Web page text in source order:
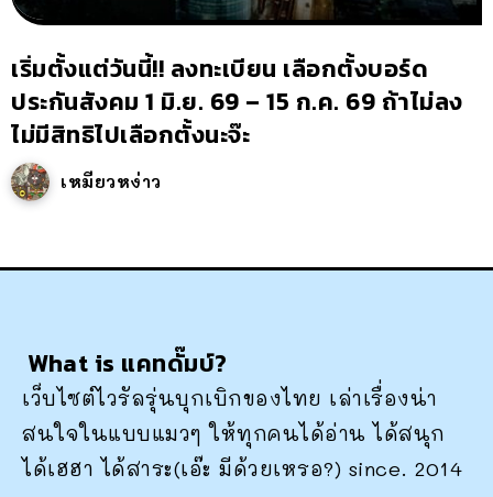
เริ่มตั้งแต่วันนี้!! ลงทะเบียน เลือกตั้งบอร์ด
ประกันสังคม 1 มิ.ย. 69 – 15 ก.ค. 69 ถ้าไม่ลง
ไม่มีสิทธิไปเลือกตั้งนะจ๊ะ
เหมียวหง่าว
What is แคทดั๊มบ์?
เว็บไซต์ไวรัลรุ่นบุกเบิกของไทย เล่าเรื่องน่า
สนใจในแบบแมวๆ ให้ทุกคนได้อ่าน ได้สนุก
ได้เฮฮา ได้สาระ(เอ๊ะ มีด้วยเหรอ?) since. 2014